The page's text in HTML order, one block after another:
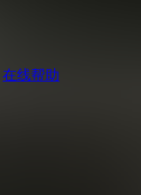
在线帮助